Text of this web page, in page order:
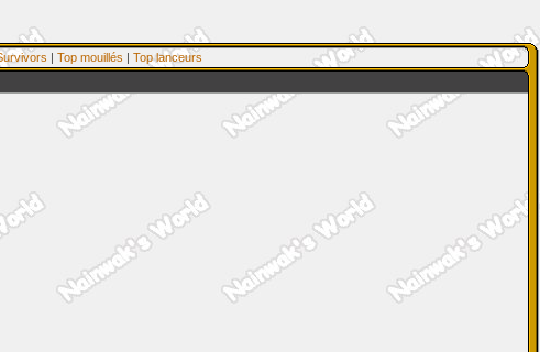
| Top mouillés | Top lanceurs